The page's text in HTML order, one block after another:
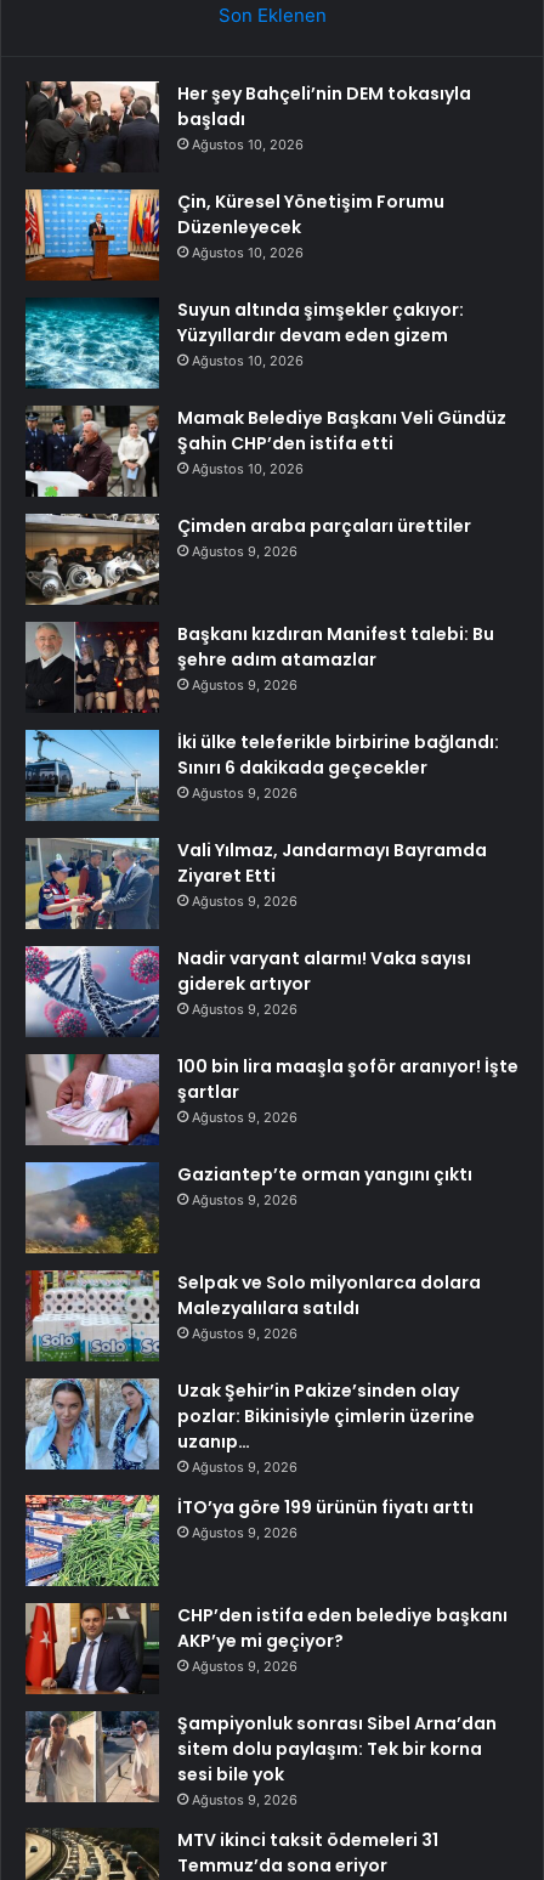
Son Eklenen
Her şey Bahçeli’nin DEM tokasıyla
başladı
Ağustos 10, 2026
Çin, Küresel Yönetişim Forumu
Düzenleyecek
Ağustos 10, 2026
Suyun altında şimşekler çakıyor:
Yüzyıllardır devam eden gizem
Ağustos 10, 2026
Mamak Belediye Başkanı Veli Gündüz
Şahin CHP’den istifa etti
Ağustos 10, 2026
Çimden araba parçaları ürettiler
Ağustos 9, 2026
Başkanı kızdıran Manifest talebi: Bu
şehre adım atamazlar
Ağustos 9, 2026
İki ülke teleferikle birbirine bağlandı:
Sınırı 6 dakikada geçecekler
Ağustos 9, 2026
Vali Yılmaz, Jandarmayı Bayramda
Ziyaret Etti
Ağustos 9, 2026
Nadir varyant alarmı! Vaka sayısı
giderek artıyor
Ağustos 9, 2026
100 bin lira maaşla şoför aranıyor! İşte
şartlar
Ağustos 9, 2026
Gaziantep’te orman yangını çıktı
Ağustos 9, 2026
Selpak ve Solo milyonlarca dolara
Malezyalılara satıldı
Ağustos 9, 2026
Uzak Şehir’in Pakize’sinden olay
pozlar: Bikinisiyle çimlerin üzerine
uzanıp…
Ağustos 9, 2026
İTO’ya göre 199 ürünün fiyatı arttı
Ağustos 9, 2026
CHP’den istifa eden belediye başkanı
AKP’ye mi geçiyor?
Ağustos 9, 2026
Şampiyonluk sonrası Sibel Arna’dan
sitem dolu paylaşım: Tek bir korna
sesi bile yok
Ağustos 9, 2026
MTV ikinci taksit ödemeleri 31
Temmuz’da sona eriyor